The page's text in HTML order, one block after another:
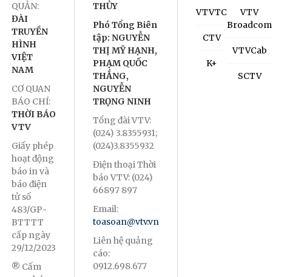
QUẢN:
ĐÀI
TRUYỀN
HÌNH
VIỆT
NAM
CƠ QUAN
BÁO CHÍ:
THỜI BÁO
VTV
Giấy phép
hoạt động
báo in và
báo điện
tử số
483/GP-
BTTTT
cấp ngày
29/12/2023
® Cấm
THỦY
Phó Tổng Biên
tập: NGUYỄN
THỊ MỸ HẠNH,
PHẠM QUỐC
THẮNG,
NGUYỄN
TRỌNG NINH
Tổng đài VTV:
(024) 3.8355931;
(024)3.8355932
Điện thoại Thời
báo VTV: (024)
66897 897
Email:
toasoan@vtv.vn
Liên hệ quảng
cáo:
0912.698.677
VTVTC
CTV
K+
VTV
Broadcom
VTVCab
SCTV